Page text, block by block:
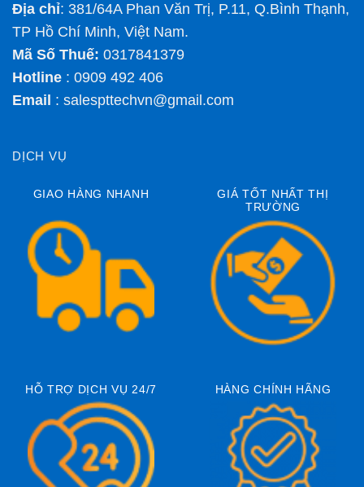
Địa chỉ: 381/64A Phan Văn Trị, P.11, Q.Bình Thạnh,
TP Hồ Chí Minh, Việt Nam.
Mã Số Thuế: 0317841379
Hotline : 0909 492 406
Email : salespttechvn@gmail.com
DỊCH VỤ
GIAO HÀNG NHANH
GIÁ TỐT NHẤT THỊ
TRƯỜNG
HỖ TRỢ DỊCH VỤ 24/7 HÀNG CHÍNH HÃNG